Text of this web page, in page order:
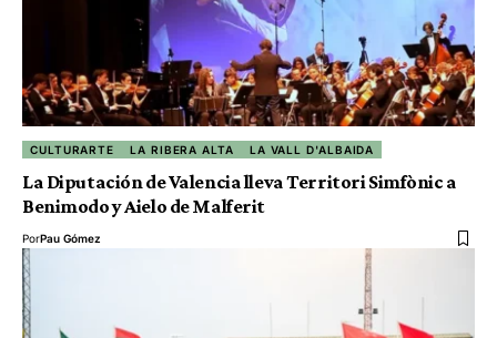
CULTURARTE LA RIBERA ALTA LA VALL D'ALBAIDA
La Diputación de Valencia lleva Territori Simfònic a
Benimodo y Aielo de Malferit
PorPau Gómez